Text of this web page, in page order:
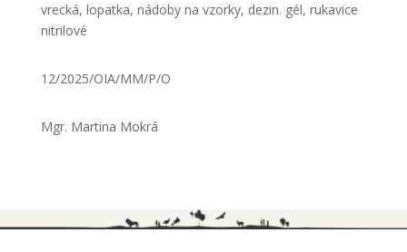
vrecká, lopatka, nádoby na vzorky, dezin. gél, rukavice
nitrilové
12/2025/OIA/MM/P/O
Mgr. Martina Mokrá